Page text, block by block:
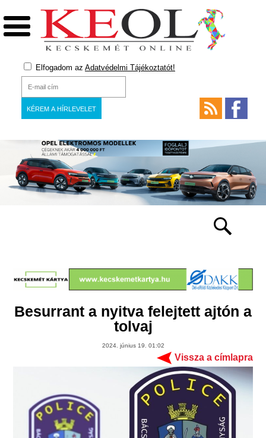
Elfogadom az Adatvédelmi Tájékoztatót!
Besurrant a nyitva felejtett ajtón a
tolvaj
2024. június 19. 01:02
Vissza a címlapra